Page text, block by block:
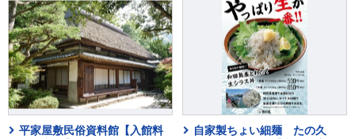
平家屋敷民俗資料館【入館料
自家製ちょい細麺 たの久